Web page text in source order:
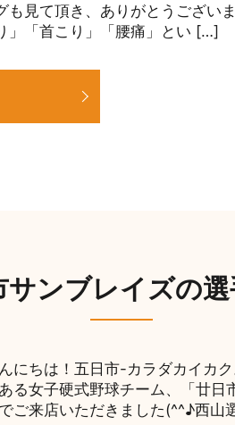
見て頂き、ありがとうございま
」「首こり」「腰痛」とい […]
ンブレイズの
にちは！五日市-カラダカイカ
る女子硬式野球チーム、「廿日
ご来店いただきました(^^♪西